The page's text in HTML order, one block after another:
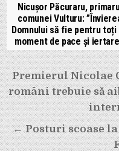
Nicușor Păcuraru,
comunei Vulturu:
Domnului să fie pentru toți
moment de pace și
Navigare
în
articole
Premierul Nicolae
români trebuie să
← Posturi scoase